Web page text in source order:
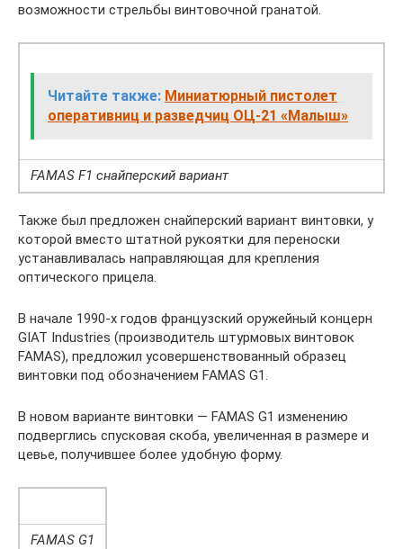
возможности стрельбы винтовочной гранатой.
Читайте также: Миниатюрный пистолет
оперативниц и разведчиц ОЦ-21 «Малыш»
FAMAS F1 снайперский вариант
Также был предложен снайперский вариант винтовки, у
которой вместо штатной рукоятки для переноски
устанавливалась направляющая для крепления
оптического прицела.
В начале 1990-х годов французский оружейный концерн
GIAT Industries (производитель штурмовых винтовок
FAMAS), предложил усовершенствованный образец
винтовки под обозначением FAMAS G1.
В новом варианте винтовки — FAMAS G1 изменению
подверглись спусковая скоба, увеличенная в размере и
цевье, получившее более удобную форму.
FAMAS G1